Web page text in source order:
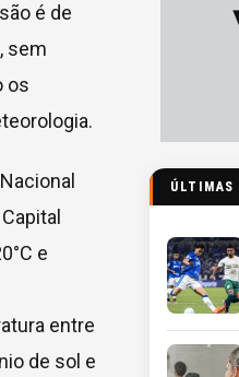
é de
, sem
os
e
entre
de sol e